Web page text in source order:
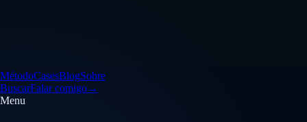
MétodoCasesBlogSobre
BuscarFalar comigo→
Menu